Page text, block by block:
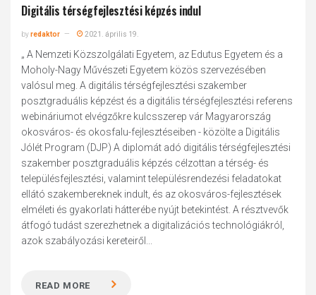
Digitális térségfejlesztési képzés indul
byredaktor 2021. április 19.
„ A Nemzeti Közszolgálati Egyetem, az Edutus Egyetem és a
Moholy-Nagy Művészeti Egyetem közös szervezésében
valósul meg. A digitális térségfejlesztési szakember
posztgraduális képzést és a digitális térségfejlesztési referens
webináriumot elvégzőkre kulcsszerep vár Magyarország
okosváros- és okosfalu-fejlesztéseiben - közölte a Digitális
Jólét Program (DJP) A diplomát adó digitális térségfejlesztési
szakember posztgraduális képzés célzottan a térség- és
településfejlesztési, valamint településrendezési feladatokat
ellátó szakembereknek indult, és az okosváros-fejlesztések
elméleti és gyakorlati hátterébe nyújt betekintést. A résztvevők
átfogó tudást szerezhetnek a digitalizációs technológiákról,
azok szabályozási kereteiről...
READ MORE